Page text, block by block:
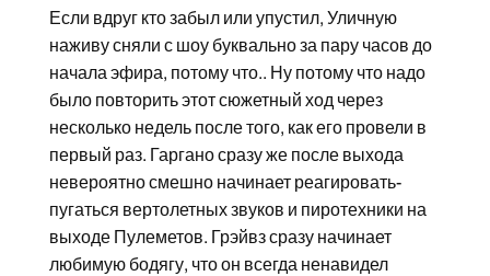
Если вдруг кто забыл или упустил, Уличную
наживу сняли с шоу буквально за пару часов до
начала эфира, потому что.. Ну потому что надо
было повторить этот сюжетный ход через
несколько недель после того, как его провели в
первый раз. Гаргано сразу же после выхода
невероятно смешно начинает реагировать-
пугаться вертолетных звуков и пиротехники на
выходе Пулеметов. Грэйвз сразу начинает
любимую бодягу, что он всегда ненавидел